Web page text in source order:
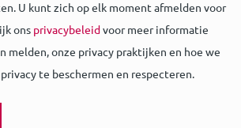
U kunt zich op elk moment afmelden voor
ons privacybeleidvoor meer informatie
melden, onze privacy praktijken en hoe we
te beschermen en respecteren.